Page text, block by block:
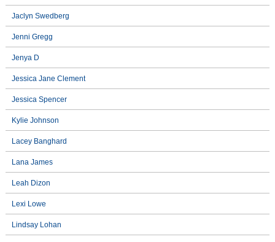
Jaclyn Swedberg
Jenni Gregg
Jenya D
Jessica Jane Clement
Jessica Spencer
Kylie Johnson
Lacey Banghard
Lana James
Leah Dizon
Lexi Lowe
Lindsay Lohan